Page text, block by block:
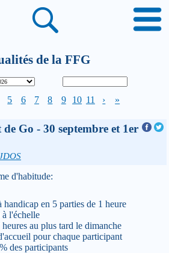
de la FFG
5 6 7 8 9 10 11 › »
Go - 30 septembre et 1er
d'habitude:
en 5 parties de 1 heure
l'échelle
au plus tard le dimanche
pour chaque participant
des participants